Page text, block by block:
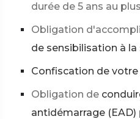
durée de 5 ans au plus
Obligation
de sensibilisation à
Confiscation de votre
Obligation de
antidémarrage (EAD)